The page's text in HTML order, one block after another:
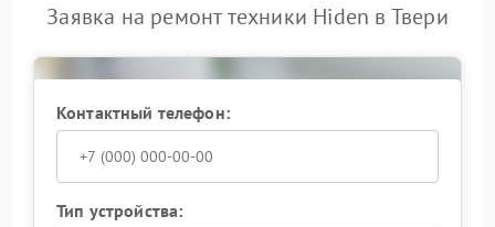
Заявка на ремонт техники Hiden в Твери
Контактный телефон:
Тип устройства: